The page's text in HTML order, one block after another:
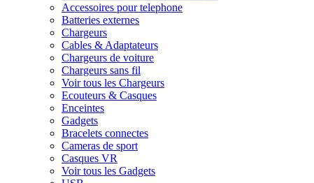
Accessoires pour telephone
Batteries externes
Chargeurs
Cables & Adaptateurs
Chargeurs de voiture
Chargeurs sans fil
Voir tous les Chargeurs
Ecouteurs & Casques
Enceintes
Gadgets
Bracelets connectes
Cameras de sport
Casques VR
Voir tous les Gadgets